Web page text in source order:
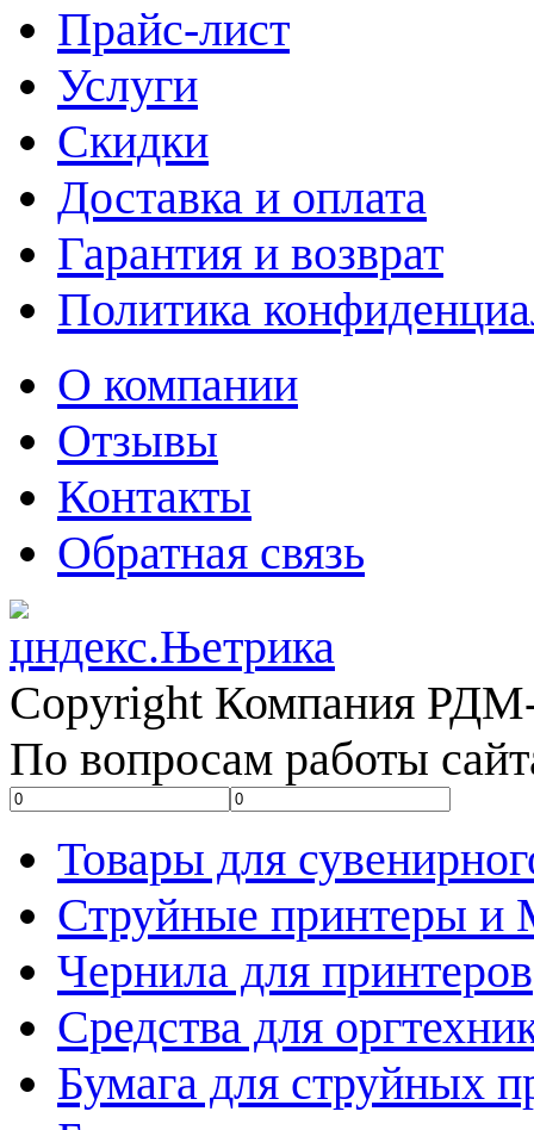
Прайс-лист
Услуги
Скидки
Доставка и оплата
Гарантия и возврат
Политика
О компании
Отзывы
Контакты
Обратная связь
Copyright Компания
По вопросам работы
Товары для
Струйные принтеры
Чернила для принтеров
Средства для
Бумага для струйных